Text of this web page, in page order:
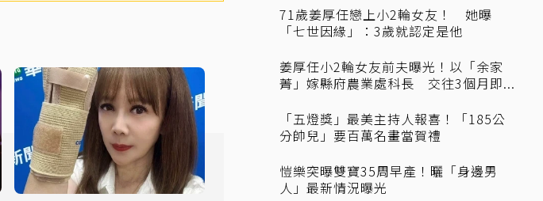
71歲姜厚任戀上小2輪女友！ 她曝
「七世因緣」：3歲就認定是他
姜厚任小2輪女友前夫曝光！以「余家
菁」嫁縣府農業處科長 交往3個月即...
「五燈獎」最美主持人報喜！「185公
分帥兒」要百萬名畫當賀禮
愷樂突曝雙寶35周早產！曬「身邊男
人」最新情況曝光